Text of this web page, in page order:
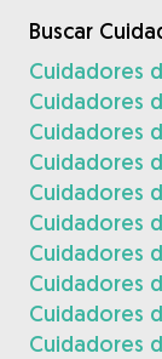
Buscar
Cuidadores
Cuidadores
Cuidadores
Cuidadores
Cuidadores
Cuidadores
Cuidadores
Cuidadores
Cuidadores
Cuidadores